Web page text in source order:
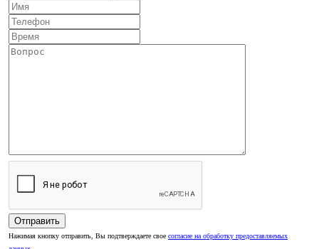
Нажимая кнопку отправить, Вы подтверждаете свое согласие на обработку предоставляемых